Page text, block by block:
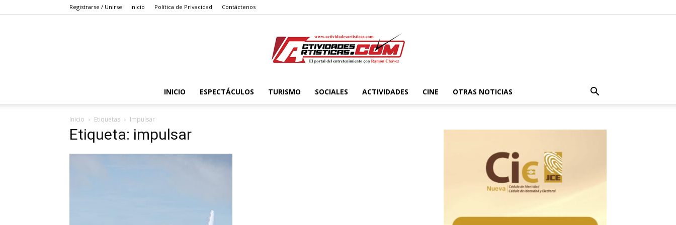
Registrarse / Unirse Inicio Política de Privacidad Contáctenos
Actividadesartisticas.com
INICIO ESPECTÁCULOS TURISMO SOCIALES ACTIVIDADES CINE OTRAS NOTICIAS
Inicio Etiquetas Impulsar
Etiqueta: impulsar